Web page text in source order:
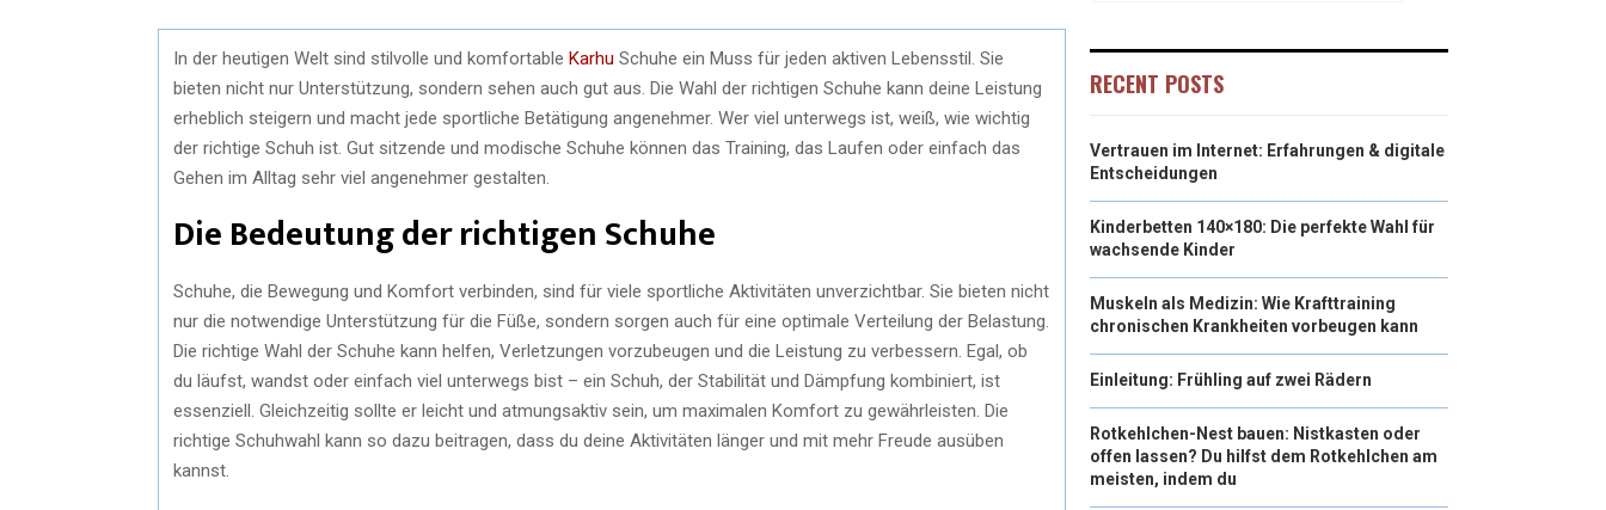
In der heutigen Welt sind stilvolle und komfortable Karhu Schuhe ein Muss für jeden aktiven Lebensstil. Sie
bieten nicht nur Unterstützung, sondern sehen auch gut aus. Die Wahl der richtigen Schuhe kann deine Leistung
erheblich steigern und macht jede sportliche Betätigung angenehmer. Wer viel unterwegs ist, weiß, wie wichtig
der richtige Schuh ist. Gut sitzende und modische Schuhe können das Training, das Laufen oder einfach das
Gehen im Alltag sehr viel angenehmer gestalten.
Die Bedeutung der richtigen Schuhe
Schuhe, die Bewegung und Komfort verbinden, sind für viele sportliche Aktivitäten unverzichtbar. Sie bieten nicht
nur die notwendige Unterstützung für die Füße, sondern sorgen auch für eine optimale Verteilung der Belastung.
Die richtige Wahl der Schuhe kann helfen, Verletzungen vorzubeugen und die Leistung zu verbessern. Egal, ob
du läufst, wandst oder einfach viel unterwegs bist – ein Schuh, der Stabilität und Dämpfung kombiniert, ist
essenziell. Gleichzeitig sollte er leicht und atmungsaktiv sein, um maximalen Komfort zu gewährleisten. Die
richtige Schuhwahl kann so dazu beitragen, dass du deine Aktivitäten länger und mit mehr Freude ausüben
kannst.
RECENT POSTS
Vertrauen im Internet: Erfahrungen & digitale
Entscheidungen
Kinderbetten 140×180: Die perfekte Wahl für
wachsende Kinder
Muskeln als Medizin: Wie Krafttraining
chronischen Krankheiten vorbeugen kann
Einleitung: Frühling auf zwei Rädern
Rotkehlchen-Nest bauen: Nistkasten oder
offen lassen? Du hilfst dem Rotkehlchen am
meisten, indem du